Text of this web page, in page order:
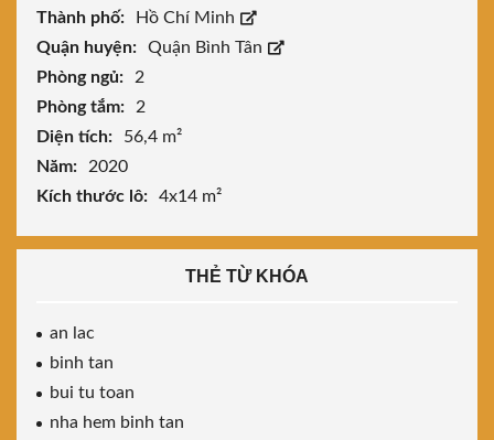
Thành phố:
Hồ Chí Minh
Quận huyện:
Quận Bình Tân
Phòng ngủ:
2
Phòng tắm:
2
Diện tích:
56,4 m²
Năm:
2020
Kích thước lô:
4x14 m²
THẺ TỪ KHÓA
an lac
binh tan
bui tu toan
nha hem binh tan